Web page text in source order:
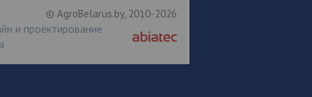
© AgroBelarus.by, 2010-2026
и проектирование